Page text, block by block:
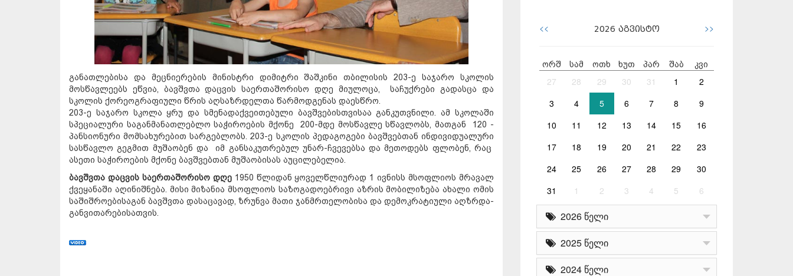
განათლებისა და მეცნიერების მინისტრი დიმიტრი შაშკინი თბილისის 203-ე საჯარო სკოლის
მოსწავლეებს ეწვია, ბავშვთა დაცვის საერთაშორისო დღე მიულოცა, საჩუქრები გადასცა და
სკოლის ქორეოგრაფიული წრის აღსაზრდელთა წარმოდგენას დაესწრო.
203-ე საჯარო სკოლა ყრუ და სმენადაქვეითებული ბავშვებისთვისაა განკუთვნილი. ამ სკოლაში
სპეციალური საგანმანათლებლო საჭიროების მქონე 200-მდე მოსწავლე სწავლობს, მათგან 120 -
პანსიონური მომსახურებით სარგებლობს. 203-ე სკოლის პედაგოგები ბავშვებთან ინდივიდუალური
სასწავლო გეგმით მუშაობენ და იმ განსაკუთრებულ უნარ-ჩვევებსა და მეთოდებს ფლობენ, რაც
ასეთი საჭიროების მქონე ბავშვებთან მუშაობისას აუცილებელია.
ბავშვთა დაცვის საერთაშორისო დღე1950 წლიდან ყოველწლიურად 1 ივნისს მსოფლიოს მრავალ
ქვეყანაში აღინიშნება. მისი მიზანია მსოფლიოს საზოგადოებრივი აზრის მობილიზება ახალი ომის
საშიშროებისაგან ბავშვთა დასაცავად, ზრუნვა მათი ჯანმრთელობისა და დემოკრატიული აღზრდა-
განვითარებისათვის.
<< 2026 აგვისტო >>
ორშ სამ ოთხ ხუთ პარ შაბ კვი
27 28 29 30 31 1
2
3
4 5 6 7 8
9
10
11 12 13 14 15
16
17
18 19 20 21 22
23
24
25 26 27 28 29
30
31
1 2 3 4 5 6
2026 წელი
2025 წელი
2024 წელი